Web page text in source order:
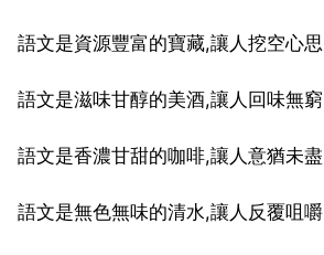
語文是資源豐富的寶藏,讓人挖空心思
語文是滋味甘醇的美酒,讓人回味無窮
語文是香濃甘甜的咖啡,讓人意猶未盡
語文是無色無味的清水,讓人反覆咀嚼